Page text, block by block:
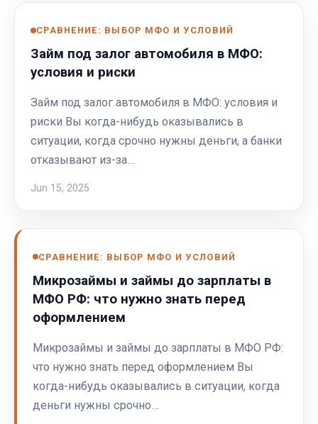
СРАВНЕНИЕ: ВЫБОР МФО И УСЛОВИЙ
Займ под залог автомобиля в МФО:
условия и риски
Займ под залог автомобиля в МФО: условия и
риски Вы когда-нибудь оказывались в
ситуации, когда срочно нужны деньги, а банки
отказывают из-за…
Jun 15, 2025
СРАВНЕНИЕ: ВЫБОР МФО И УСЛОВИЙ
Микрозаймы и займы до зарплаты в
МФО РФ: что нужно знать перед
оформлением
Микрозаймы и займы до зарплаты в МФО РФ:
что нужно знать перед оформлением Вы
когда-нибудь оказывались в ситуации, когда
деньги нужны срочно…